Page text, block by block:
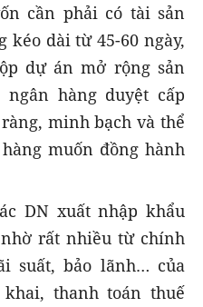
cần phải có tài sản
kéo dài từ 45-60 ngày,
dự án mở rộng sản
hàng duyệt cấp
minh bạch và thể
muốn đồng hành
DN xuất nhập khẩu
rất nhiều từ chính
suất, bảo lãnh… của
thanh toán thuế